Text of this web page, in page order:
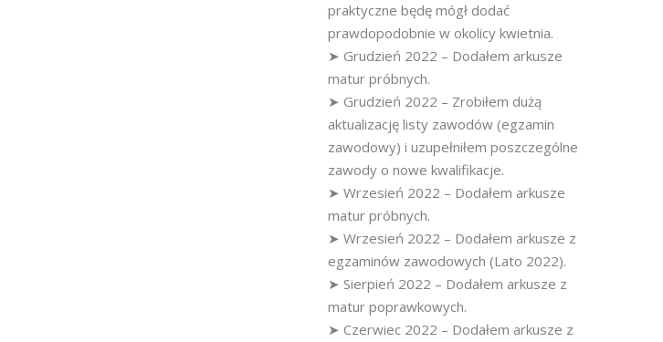
praktyczne będę mógł dodać
prawdopodobnie w okolicy kwietnia.
➤ Grudzień 2022 – Dodałem arkusze
matur próbnych.
➤ Grudzień 2022 – Zrobiłem dużą
aktualizację listy zawodów (egzamin
zawodowy) i uzupełniłem poszczególne
zawody o nowe kwalifikacje.
➤ Wrzesień 2022 – Dodałem arkusze
matur próbnych.
➤ Wrzesień 2022 – Dodałem arkusze z
egzaminów zawodowych (Lato 2022).
➤ Sierpień 2022 – Dodałem arkusze z
matur poprawkowych.
➤ Czerwiec 2022 – Dodałem arkusze z